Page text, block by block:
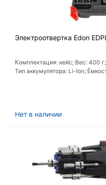
Электроотвертка Edon
Комплектация: кейс; Вес: 400
Тип аккумулятора: Li-Ion;
Нет в наличии